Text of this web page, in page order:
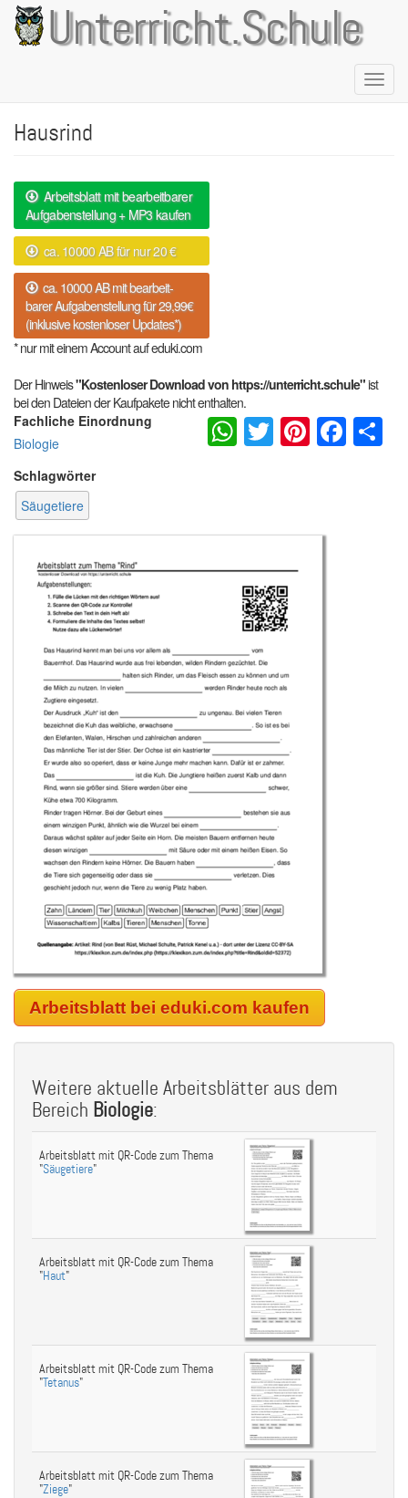
Direkt
zum
Inhalt
Unterricht.Schule
Hausrind
Arbeitsblatt mit bearbeitbarer
Aufgabenstellung + MP3 kaufen
ca. 10000 AB für nur 20 €
ca. 10000 AB mit bearbeit-
barer Aufgabenstellung für 29,99€
(inklusive kostenloser Updates*)
* nur mit einem Account auf eduki.com
Der Hinweis"Kostenloser Download von https://unterricht.schule"ist
bei den Dateien der Kaufpakete nicht enthalten.
Fachliche Einordnung
Biologie
Schlagwörter
Säugetiere
WhatsApp
Twitter
Arbeitsblatt bei eduki.com kaufen
Weitere aktuelle Arbeitsblätter aus dem
Bereich Biologie:
Arbeitsblatt mit QR-Code zum Thema
"Säugetiere"
Arbeitsblatt mit QR-Code zum Thema
"Haut"
Arbeitsblatt mit QR-Code zum Thema
"Tetanus"
Arbeitsblatt mit QR-Code zum Thema
"Ziege"